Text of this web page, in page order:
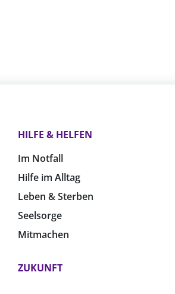
HILFE & HELFEN
Im Notfall
Hilfe im Alltag
Leben & Sterben
Seelsorge
Mitmachen
ZUKUNFT